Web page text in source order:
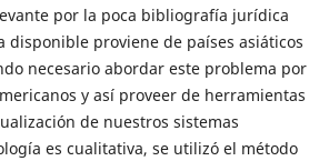
por la poca bibliografía jurídica
disponible proviene de países asiáticos
necesario abordar este problema por
y así proveer de herramientas
de nuestros sistemas
es cualitativa, se utilizó el método